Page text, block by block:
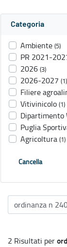
Categoria
Ambiente (5)
PR 2021-
2026 (3)
2026-2027 (1)
Filiere
Vitivinicolo (1)
Dipartimento
Puglia
Agricoltura (1)
Cancella
2 Risultati per